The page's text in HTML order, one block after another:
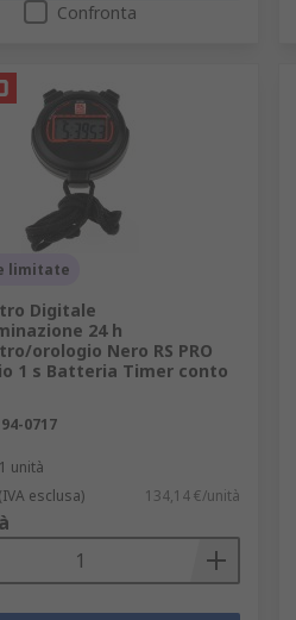
Confronta
limitate
Digitale
24 h
orologio Nero RS PRO
1 s Batteria Timer conto
0717
unità
(IVA esclusa) 134,14 €/unità